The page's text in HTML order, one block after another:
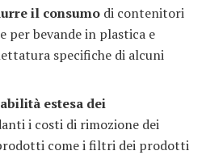
il consumo di contenitori
per bevande in plastica e
specifiche di alcuni
estesa dei
i costi di rimozione dei
come i filtri dei prodotti